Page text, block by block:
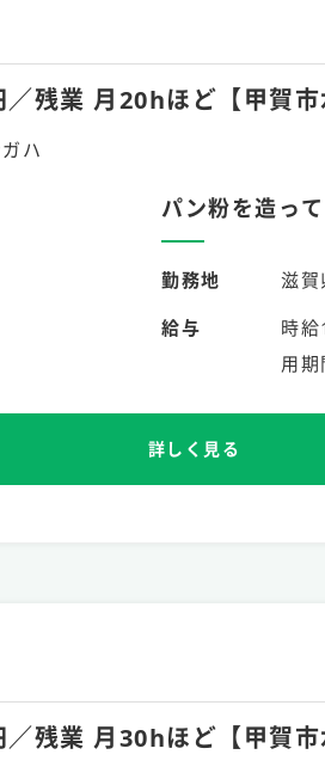
残業 月20hほど【甲賀
ハ
パン粉を造っ
勤務地 滋賀
給与
時
用
詳しく見る
残業 月30hほど【甲賀